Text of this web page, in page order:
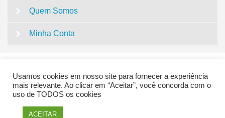
Quem Somos
Minha Conta
QUESTÕES CONCURSO PEDAGOGIA | SUPER
Usamos cookies em nosso site para fornecer a experiência
mais relevante. Ao clicar em “Aceitar”, você concorda com o
uso de TODOS os cookies
ACEITAR